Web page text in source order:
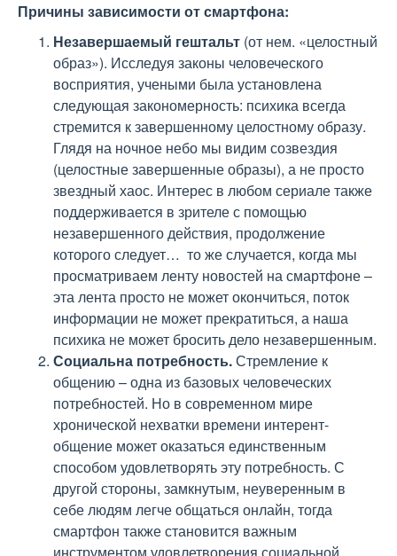
Причины зависимости от смартфона:
Незавершаемый гештальт (от нем. «целостный
образ»). Исследуя законы человеческого
восприятия, учеными была установлена
следующая закономерность: психика всегда
стремится к завершенному целостному образу.
Глядя на ночное небо мы видим созвездия
(целостные завершенные образы), а не просто
звездный хаос. Интерес в любом сериале также
поддерживается в зрителе с помощью
незавершенного действия, продолжение
которого следует… то же случается, когда мы
просматриваем ленту новостей на смартфоне –
эта лента просто не может окончиться, поток
информации не может прекратиться, а наша
психика не может бросить дело незавершенным.
Социальна потребность.Стремление к
общению – одна из базовых человеческих
потребностей. Но в современном мире
хронической нехватки времени интерент-
общение может оказаться единственным
способом удовлетворять эту потребность. С
другой стороны, замкнутым, неуверенным в
себе людям легче общаться онлайн, тогда
смартфон также становится важным